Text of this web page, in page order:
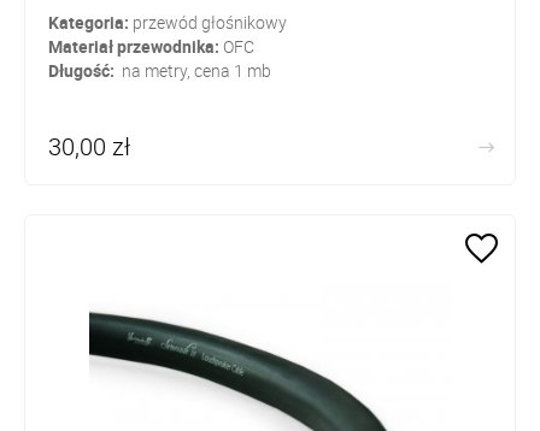
Kategoria: przewód głośnikowy
Materiał przewodnika: OFC
Długość: na metry, cena 1 mb
30,00 zł